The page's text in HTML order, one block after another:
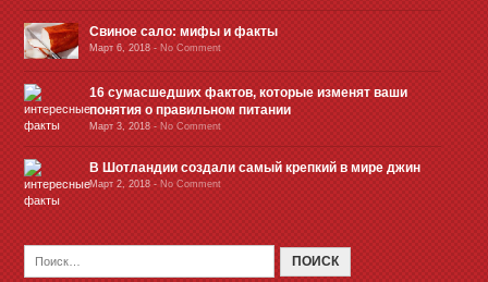
Свиное сало: мифы и факты
Март 6, 2018- No Comment
16 сумасшедших фактов, которые изменят ваши
понятия о правильном питании
Март 3, 2018- No Comment
В Шотландии создали самый крепкий в мире джин
Март 2, 2018- No Comment